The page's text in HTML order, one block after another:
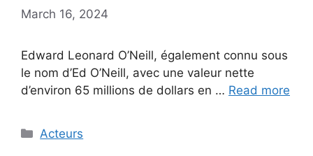
March 16, 2024
Edward Leonard O’Neill, également connu sous
le nom d’Ed O’Neill, avec une valeur nette
d’environ 65 millions de dollars en … Read more
Categories
Acteurs